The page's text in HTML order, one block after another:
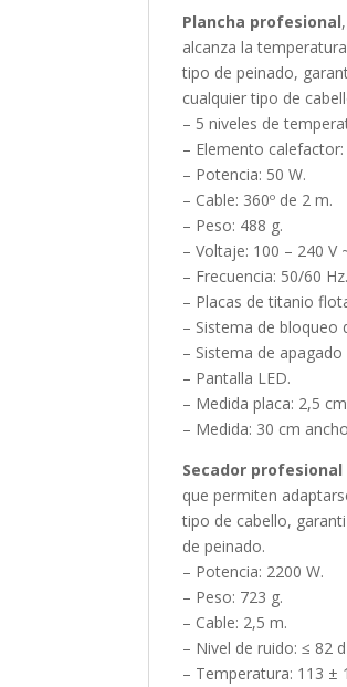
Plancha profesional
alcanza la
tipo de peinado,
cualquier tipo de
– 5 niveles de
– Elemento calefactor:
– Potencia: 50 W.
– Cable: 360º de 2 m.
– Peso: 488 g.
– Voltaje: 100 – 240 V
– Frecuencia: 50/60 Hz.
– Placas de titanio
– Sistema de bloqueo
– Sistema de
– Pantalla LED.
– Medida placa: 2,5
– Medida: 30 cm
Secador profesional
que permiten
tipo de cabello,
de peinado.
– Potencia: 2200 W.
– Peso: 723 g.
– Cable: 2,5 m.
– Nivel de ruido: ≤ 82
– Temperatura: 113 ±